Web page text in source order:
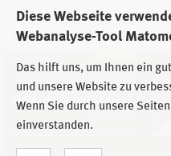
Diese Webseite
Webanalyse-Tool
Das hilft uns, um Ihnen ein
und unsere Website zu
Wenn Sie durch unsere
einverstanden.
Zur Auswahl der Einrichtungen der
Stiftung Sächsische Gedenkstätten